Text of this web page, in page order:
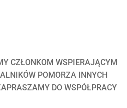
CZŁONKOM WSPIERAJĄCYM
POMORZA INNYCH
DO WSPÓŁPRACY